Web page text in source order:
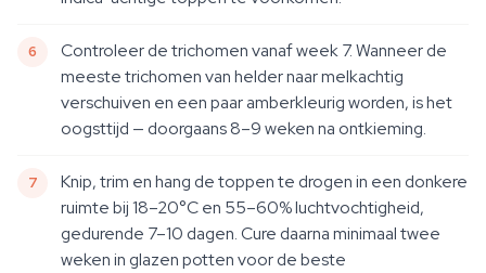
Controleer de trichomen vanaf week 7. Wanneer de
meeste trichomen van helder naar melkachtig
verschuiven en een paar amberkleurig worden, is het
oogsttijd — doorgaans 8–9 weken na ontkieming.
Knip, trim en hang de toppen te drogen in een donkere
ruimte bij 18–20°C en 55–60% luchtvochtigheid,
gedurende 7–10 dagen. Cure daarna minimaal twee
weken in glazen potten voor de beste